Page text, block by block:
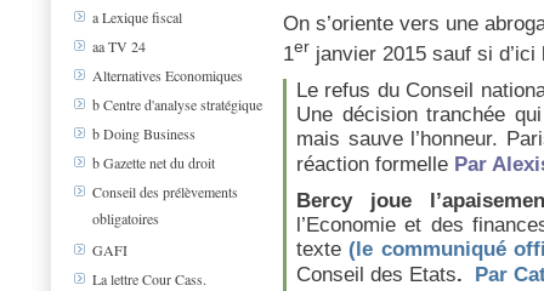
a Lexique fiscal
aa TV 24
Alternatives Economiques
b Centre d'analyse stratégique
b Doing Business
b Gazette net du droit
Conseil des prélèvements
obligatoires
GAFI
La lettre Cour Cass.
On s’oriente vers une
1er janvier 2015 sauf si d’ici
Le refus du Conseil
Une décision tranchée
mais sauve l’honneur.
réaction formelle Par
Bercy joue
l’Economie et des
texte (le communiqué
Conseil des Etats. Par